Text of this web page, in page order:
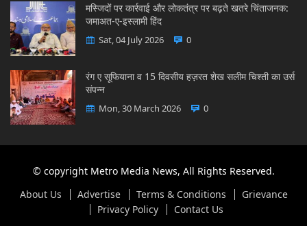
मस्जिदों पर कार्रवाई और लोकतंत्र पर बढ़ते खतरे चिंताजनक:
जमाअत-ए-इस्लामी हिंद
Sat, 04 July 2026 0
रंग ए सूफियाना व 15 दिवसीय हज़रत शेख सलीम चिश्ती का उर्स
संपन्न
Mon, 30 March 2026 0
© copyright Metro Media News, All Rights Reserved.
About Us
Advertise Terms & Conditions
Grievance
Privacy Policy
Contact Us